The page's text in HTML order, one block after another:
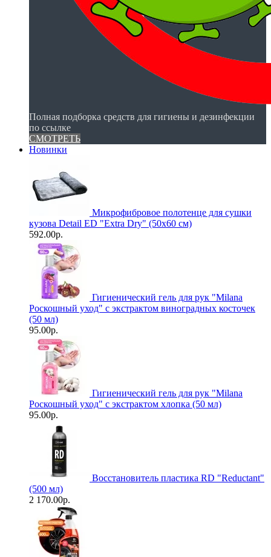
Полная подборка средств для гигиены и дезинфекции
по ссылке
СМОТРЕТЬ
Новинки
Микрофибровое полотенце для сушки
кузова Detail ED "Extra Dry" (50х60 см)
592.00р.
Гигиенический гель для рук "Milanа
Роскошный уход" с экстрактом виноградных косточек
(50 мл)
95.00р.
Гигиенический гель для рук "Milanа
Роскошный уход" с экстрактом хлопка (50 мл)
95.00р.
Восстановитель пластика RD "Reductant"
(500 мл)
2 170.00р.